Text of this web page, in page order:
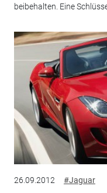
beibehalten. Eine
26.09.2012 #Jaguar